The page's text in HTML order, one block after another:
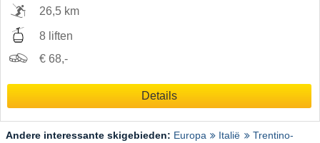
26,5 km
8 liften
€ 68,-
Details
Andere interessante skigebieden: Europa Italië
Trentino-